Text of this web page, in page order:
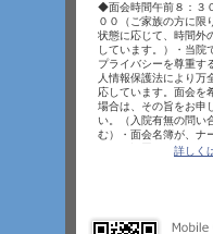
◆面会時間午前８ ­：３
０ ­０
（ご家族の方に限
状態に応じて、時間外
しています。）・当院
プライバシーを尊重す
人情報保護法により万
応しています。面会を
場合は、その旨をお申
い。（入院有無の問い
む）・面会名簿が、ナ
ョンに設置してありま
を希望される場合は、
詳しく